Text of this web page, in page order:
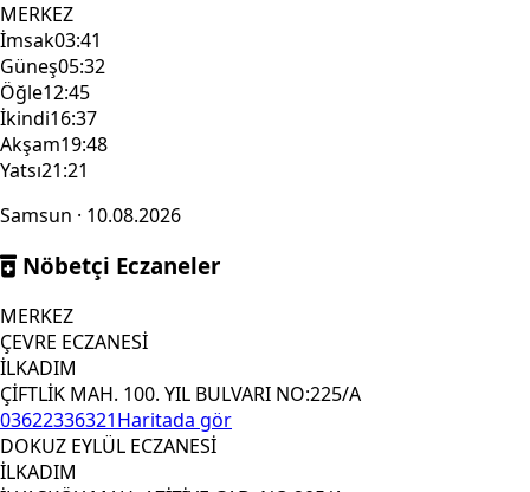
MERKEZ
İmsak03:41
Güneş05:32
Öğle12:45
İkindi16:37
Akşam19:48
Yatsı21:21
Samsun · 10.08.2026
Nöbetçi Eczaneler
MERKEZ
ÇEVRE ECZANESİ
İLKADIM
ÇİFTLİK MAH. 100. YIL BULVARI NO:225/A
03622336321Haritada gör
DOKUZ EYLÜL ECZANESİ
İLKADIM